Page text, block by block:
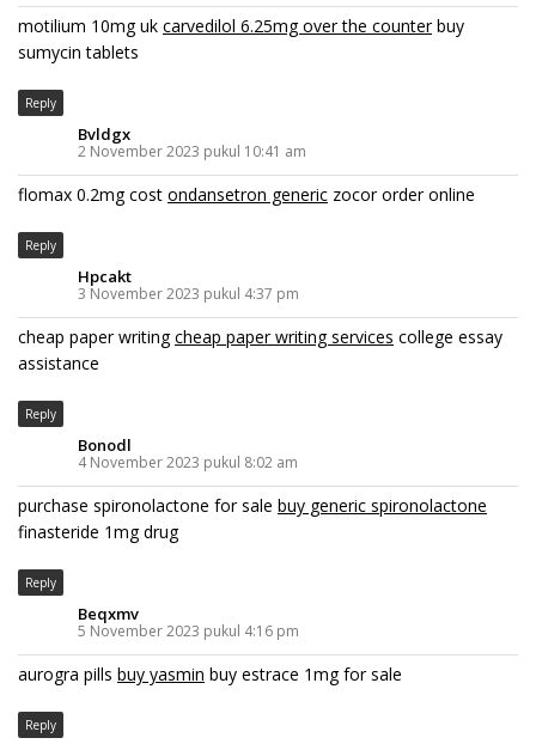
motilium 10mg uk carvedilol 6.25mg over the counterbuy
sumycin tablets
Reply
Bvldgx
2 November 2023 pukul 10:41 am
flomax 0.2mg cost ondansetron generic zocor order online
Reply
Hpcakt
3 November 2023 pukul 4:37 pm
cheap paper writingcheap paper writing services college essay
assistance
Reply
Bonodl
4 November 2023 pukul 8:02 am
purchase spironolactone for sale buy generic spironolactone
finasteride 1mg drug
Reply
Beqxmv
5 November 2023 pukul 4:16 pm
aurogra pills buy yasmin buy estrace 1mg for sale
Reply